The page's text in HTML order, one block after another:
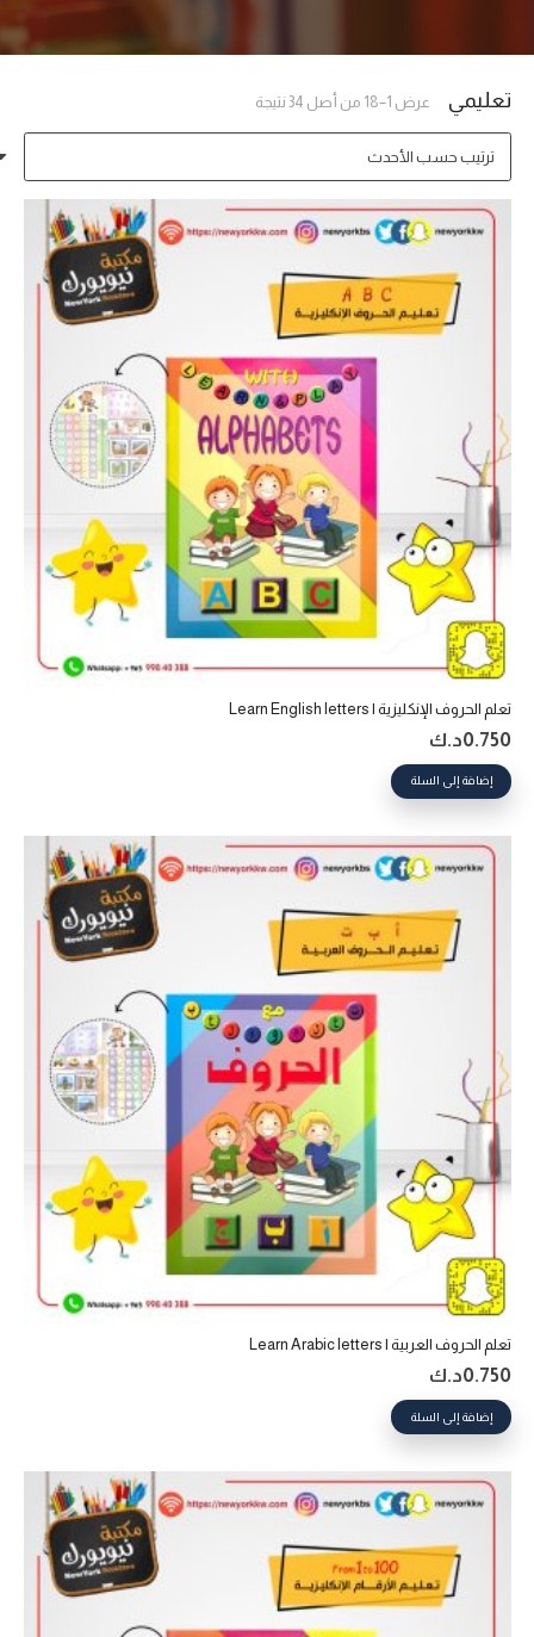
تعليمي عرض 1–18 من أصل 34 نتيجة
الفرز
تعلم الحروف الإنكليزية | Learn English letters
0.750د.ك
إضافة إلى السلة
تعلم الحروف العربية | Learn Arabic letters
0.750د.ك
إضافة إلى السلة